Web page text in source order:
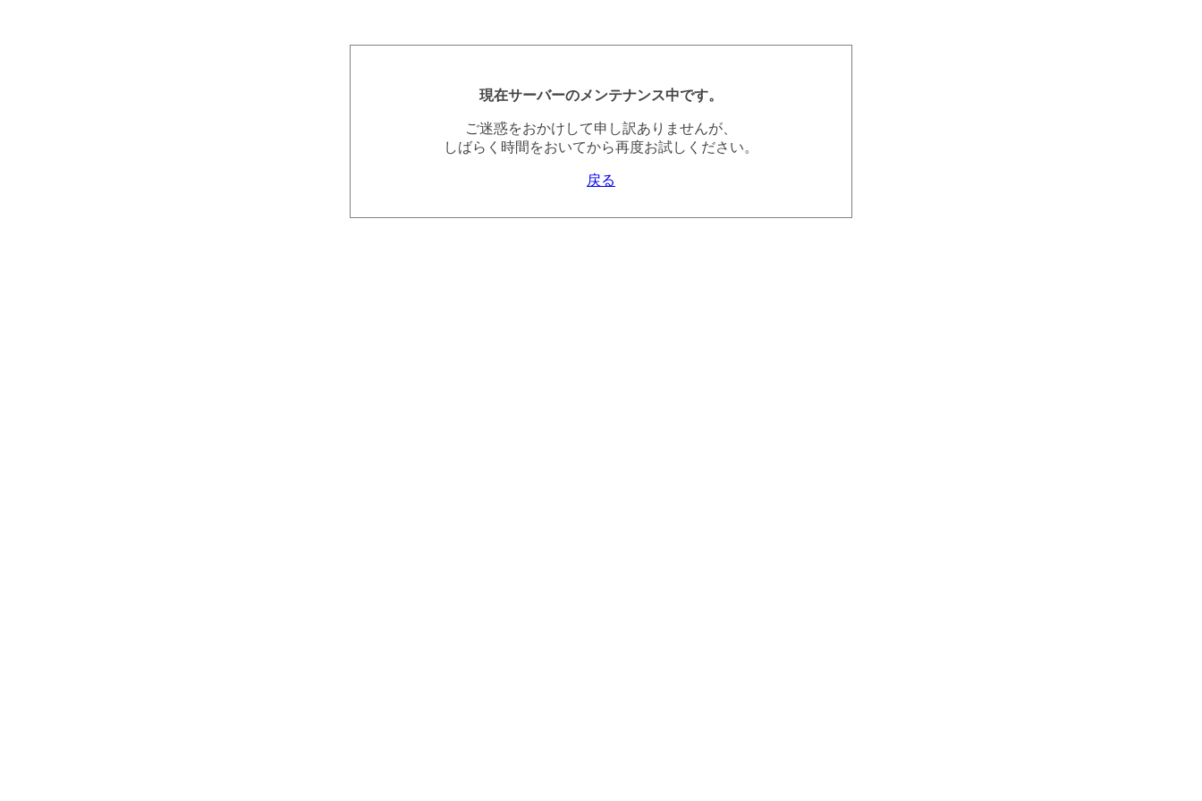
現在サーバーのメンテナンス中です。
ご迷惑をおかけして申し訳ありませんが、
しばらく時間をおいてから再度お試しください。
戻る